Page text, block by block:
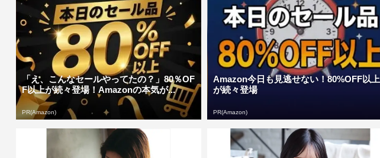
「え、こんなセールやってたの？」80％OF
F以上が続々登場！Amazonの本気が...
PR(Amazon)
Amazon今日も見逃せない！80%OFF以上
が続々登場
PR(Amazon)